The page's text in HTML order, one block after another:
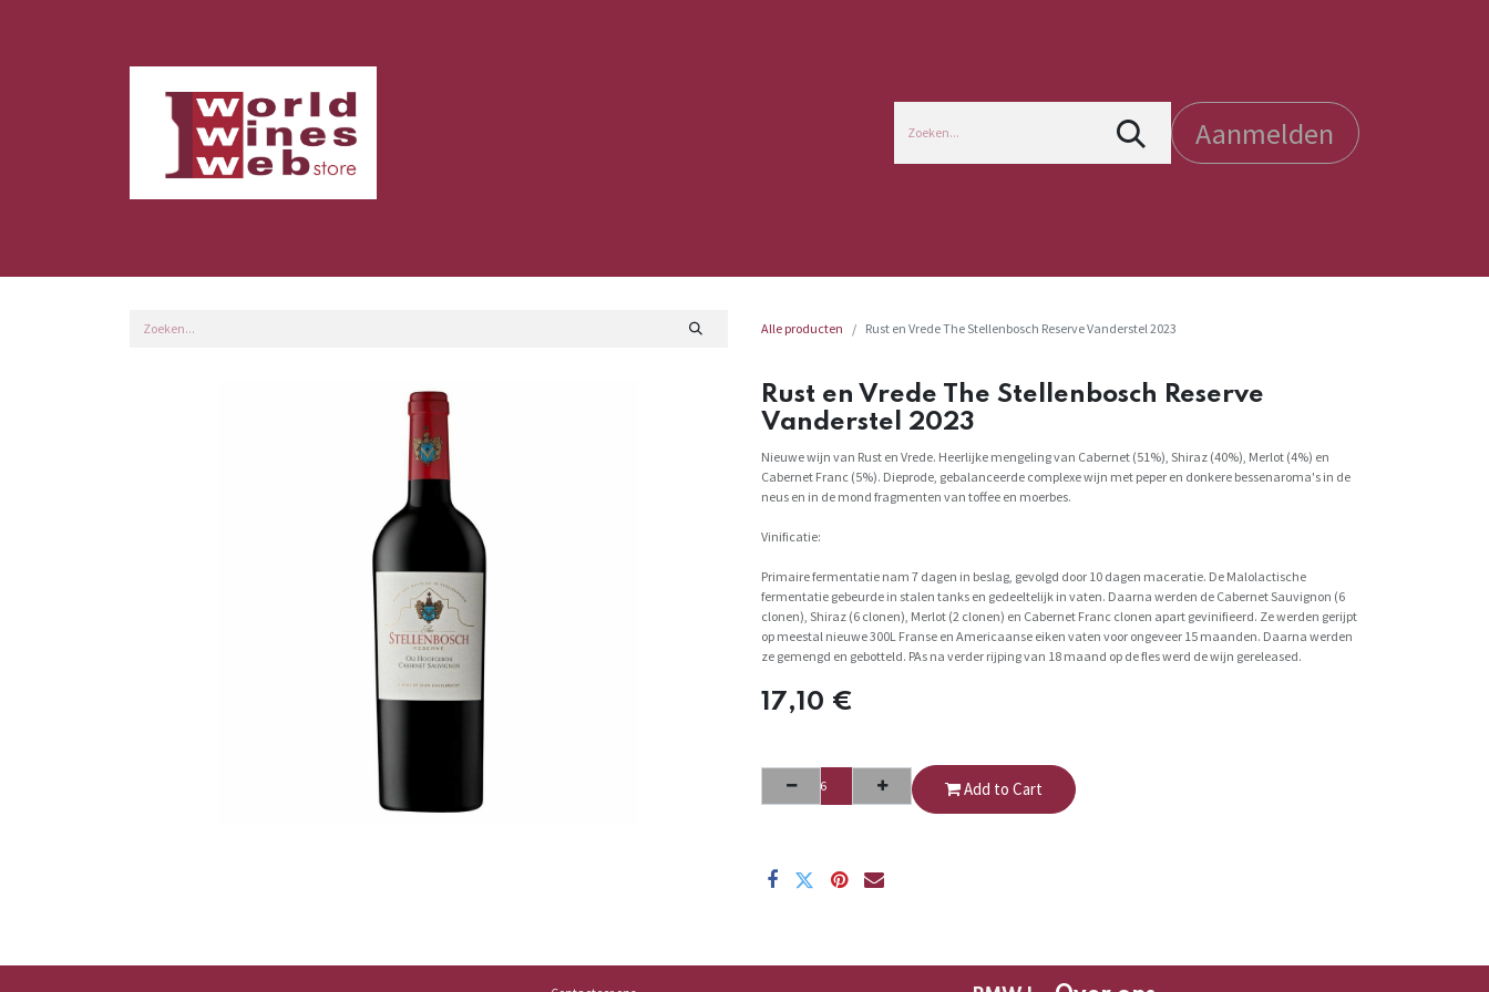
Aanmelden
Alle producten Rust en Vrede The Stellenbosch Reserve Vanderstel 2023
Rust en Vrede The Stellenbosch Reserve
Vanderstel 2023
Nieuwe wijn van Rust en Vrede. Heerlijke mengeling van Cabernet (51%), Shiraz (40%), Merlot (4%) en
Cabernet Franc (5%). Dieprode, gebalanceerde complexe wijn met peper en donkere bessenaroma's in de
neus en in de mond fragmenten van toffee en moerbes.
Vinificatie:
Primaire fermentatie nam 7 dagen in beslag, gevolgd door 10 dagen maceratie. De Malolactische
fermentatie gebeurde in stalen tanks en gedeeltelijk in vaten. Daarna werden de Cabernet Sauvignon (6
clonen), Shiraz (6 clonen), Merlot (2 clonen) en Cabernet Franc clonen apart gevinifieerd. Ze werden gerijpt
op meestal nieuwe 300L Franse en Americaanse eiken vaten voor ongeveer 15 maanden. Daarna werden
ze gemengd en gebotteld. PAs na verder rijping van 18 maand op de fles werd de wijn gereleased.
17,10 €
Add to Cart